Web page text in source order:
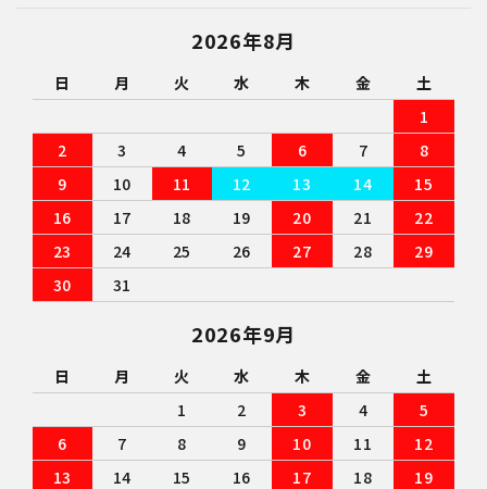
2026年8月
日 月 火 水 木 金
土
1
2
3 4 5 6 7
8
9
10 11 12 13 14
15
16
17 18 19 20 21
22
23
24 25 26 27 28
29
30
31
2026年9月
日 月 火 水 木 金
土
1
2 3 4
5
6
7 8 9 10 11
12
13
14 15 16 17 18
19